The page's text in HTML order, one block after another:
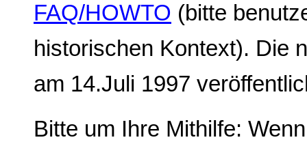
FAQ/HOWTO (bitte
historischen Kontext). Die
am 14.Juli 1997
Bitte um Ihre Mithilfe: